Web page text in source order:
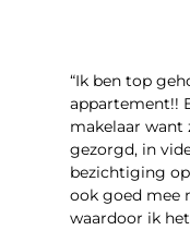
“Ik ben top
appartement!!
makelaar want
gezorgd, in
bezichtiging
ook goed mee
waardoor ik